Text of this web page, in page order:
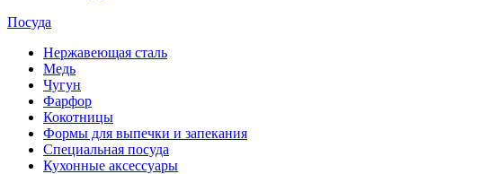
Посуда
Нержавеющая сталь
Медь
Чугун
Фарфор
Кокотницы
Формы для выпечки и запекания
Специальная посуда
Кухонные аксессуары